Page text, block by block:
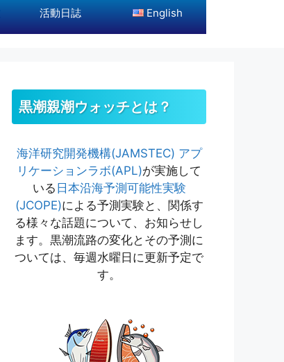
活動日誌 English
黒潮親潮ウォッチとは？
海洋研究開発機構(JAMSTEC) アプ
リケーションラボ(APL)が実施して
いる 日本沿海予測可能性実験
(JCOPE)による予測実験と、関係す
る様々な話題について、お知らせし
ます。黒潮流路の変化とその予測に
ついては、毎週水曜日に更新予定で
す。